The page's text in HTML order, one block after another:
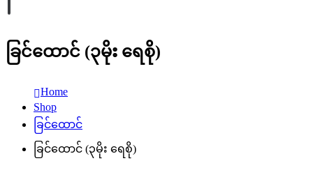
ခြင်ထောင် (၃မိုး ရေစို)
Home
Shop
ခြင်ထောင်
ခြင်ထောင် (၃မိုး ရေစို)